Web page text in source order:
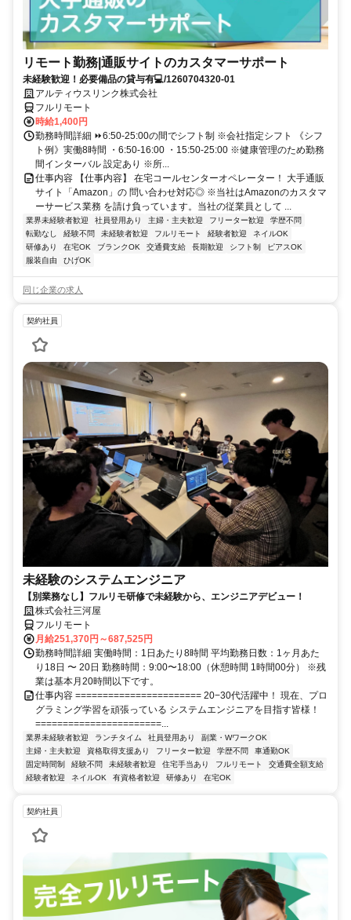
リモート勤務|通販サイトのカスタマーサポート
未経験歓迎！必要備品の貸与有💻/1260704320-01
アルティウスリンク株式会社
フルリモート
時給1,400円
勤務時間詳細 ⏩6:50-25:00の間でシフト制 ※会社指定シフト 《シフ
ト例》実働8時間 ・6:50-16:00 ・15:50-25:00 ※健康管理のため勤務
間インターバル 設定あり ※所...
仕事内容 【仕事内容】 在宅コールセンターオペレーター！ 大手通販
サイト「Amazon」の 問い合わせ対応◎ ※当社はAmazonのカスタマ
ーサービス業務 を請け負っています。当社の従業員として ...
業界未経験者歓迎 社員登用あり 主婦・主夫歓迎 フリーター歓迎
学歴不問
転勤なし
経験不問 未経験者歓迎 フルリモート 経験者歓迎
ネイルOK
研修あり
在宅OK ブランクOK 交通費支給 長期歓迎 シフト制
ピアスOK
服装自由
ひげOK
同じ企業の求人
契約社員
未経験のシステムエンジニア
【別業務なし】フルリモ研修で未経験から、エンジニアデビュー！
株式会社三河屋
フルリモート
月給251,370円～687,525円
勤務時間詳細 実働時間：1日あたり8時間 平均勤務日数：1ヶ月あた
り18日 〜 20日 勤務時間：9:00〜18:00（休憩時間 1時間00分） ※残
業は基本月20時間以下です。
仕事内容 ======================= 20−30代活躍中！ 現在、プロ
グラミング学習を頑張っている システムエンジニアを目指す皆様！
=======================...
業界未経験者歓迎 ランチタイム 社員登用あり
副業・WワークOK
主婦・主夫歓迎
資格取得支援あり フリーター歓迎 学歴不問
車通勤OK
固定時間制
経験不問 未経験者歓迎 住宅手当あり フルリモート
交通費全額支給
経験者歓迎
ネイルOK 有資格者歓迎 研修あり 在宅OK
契約社員